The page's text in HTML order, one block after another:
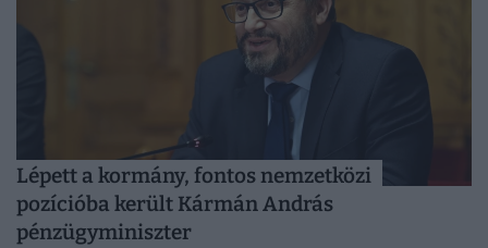
Lépett a kormány, fontos nemzetközi
pozícióba került Kármán András
pénzügyminiszter